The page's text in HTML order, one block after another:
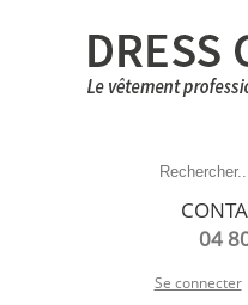
04
Se connecter